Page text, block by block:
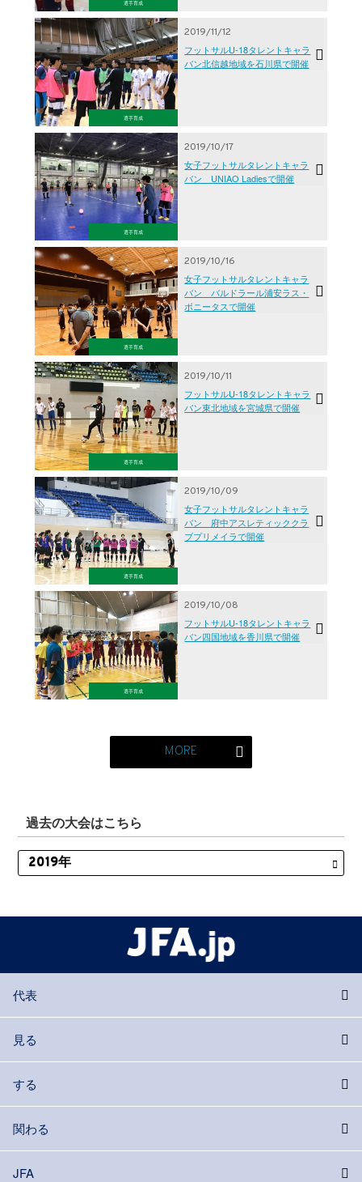
選手育成
選手育成
2019/11/12
フットサルU-18タレントキャラ
バン北信越地域を石川県で開催
選手育成
2019/10/17
女子フットサルタレントキャラ
バン UNIAO Ladiesで開催
選手育成
2019/10/16
女子フットサルタレントキャラ
バン バルドラール浦安ラス・
ボニータスで開催
選手育成
2019/10/11
フットサルU-18タレントキャラ
バン東北地域を宮城県で開催
選手育成
2019/10/09
女子フットサルタレントキャラ
バン 府中アスレティッククラ
ブプリメイラで開催
選手育成
2019/10/08
フットサルU-18タレントキャラ
バン四国地域を香川県で開催
MORE
過去の大会はこちら
代表
見る
する
関わる
JFA